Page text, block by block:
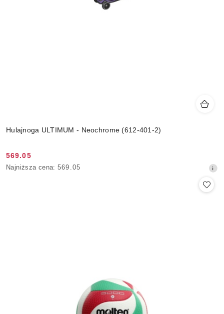
Hulajnoga ULTIMUM - Neochrome (612-401-2)
Cena
promocyjna:
569.05
Najniższa
Najniższa cena: 569.05